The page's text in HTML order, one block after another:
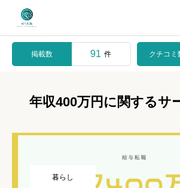
掲載数 91 件 クチコミ
年収400万円に関するサ
暮らし